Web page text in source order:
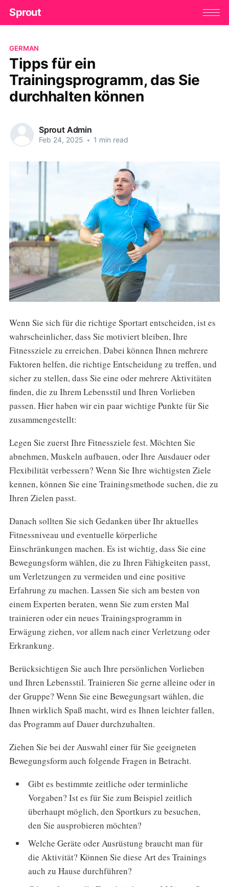
Sprout
GERMAN
Tipps für ein
Trainingsprogramm, das Sie
durchhalten können
Sprout Admin
Feb 24, 2025 • 1 min read
Wenn Sie sich für die richtige Sportart entscheiden, ist es
wahrscheinlicher, dass Sie motiviert bleiben, Ihre
Fitnessziele zu erreichen. Dabei können Ihnen mehrere
Faktoren helfen, die richtige Entscheidung zu treffen, und
sicher zu stellen, dass Sie eine oder mehrere Aktivitäten
finden, die zu Ihrem Lebensstil und Ihren Vorlieben
passen. Hier haben wir ein paar wichtige Punkte für Sie
zusammengestellt:
Legen Sie zuerst Ihre Fitnessziele fest. Möchten Sie
abnehmen, Muskeln aufbauen, oder Ihre Ausdauer oder
Flexibilität verbessern? Wenn Sie Ihre wichtigsten Ziele
kennen, können Sie eine Trainingsmethode suchen, die zu
Ihren Zielen passt.
Danach sollten Sie sich Gedanken über Ihr aktuelles
Fitnessniveau und eventuelle körperliche
Einschränkungen machen. Es ist wichtig, dass Sie eine
Bewegungsform wählen, die zu Ihren Fähigkeiten passt,
um Verletzungen zu vermeiden und eine positive
Erfahrung zu machen. Lassen Sie sich am besten von
einem Experten beraten, wenn Sie zum ersten Mal
trainieren oder ein neues Trainingsprogramm in
Erwägung ziehen, vor allem nach einer Verletzung oder
Erkrankung.
Berücksichtigen Sie auch Ihre persönlichen Vorlieben
und Ihren Lebensstil. Trainieren Sie gerne alleine oder in
der Gruppe? Wenn Sie eine Bewegungsart wählen, die
Ihnen wirklich Spaß macht, wird es Ihnen leichter fallen,
das Programm auf Dauer durchzuhalten.
Ziehen Sie bei der Auswahl einer für Sie geeigneten
Bewegungsform auch folgende Fragen in Betracht.
Gibt es bestimmte zeitliche oder terminliche
Vorgaben? Ist es für Sie zum Beispiel zeitlich
überhaupt möglich, den Sportkurs zu besuchen,
den Sie ausprobieren möchten?
Welche Geräte oder Ausrüstung braucht man für
die Aktivität? Können Sie diese Art des Trainings
auch zu Hause durchführen?